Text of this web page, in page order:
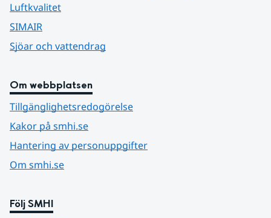
Luftkvalitet
SIMAIR
Sjöar och vattendrag
Om webbplatsen
Tillgänglighetsredogörelse
Kakor på smhi.se
Hantering av personuppgifter
Om smhi.se
Följ SMHI